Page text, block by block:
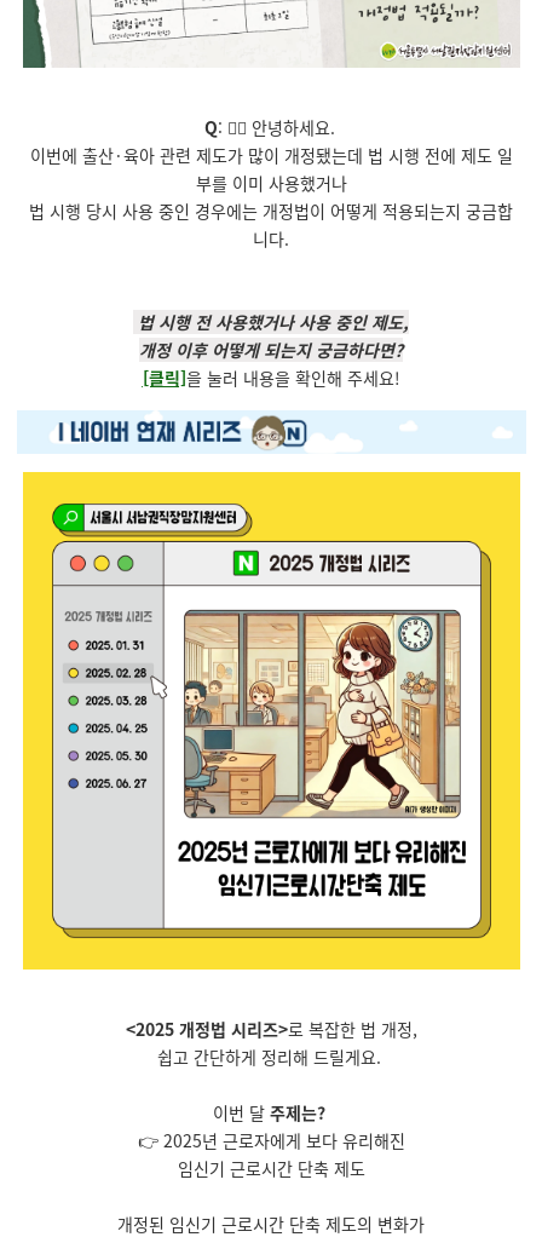
Q: 💁‍♀️ 안녕하세요.
이번에 출산·육아 관련 제도가 많이 개정됐는데 법 시행 전에 제도 일
부를 이미 사용했거나
법 시행 당시 사용 중인 경우에는 개정법이 어떻게 적용되는지 궁금합
니다.
법 시행 전 사용했거나 사용 중인 제도,
개정 이후 어떻게 되는지 궁금하다면?
[클릭]을 눌러 내용을 확인해 주세요!
<2025 개정법 시리즈>로 복잡한 법 개정,
쉽고 간단하게 정리해 드릴게요.
이번 달주제는?
👉 2025년 근로자에게 보다 유리해진
임신기 근로시간 단축 제도
개정된 임신기 근로시간 단축 제도의 변화가